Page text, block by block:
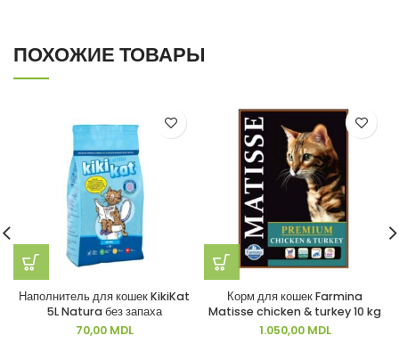
ПОХОЖИЕ ТОВАРЫ
Наполнитель для кошек KikiKat
5L Natura без запаха
70,00 MDL
Корм для кошек Farmina
Matisse chicken & turkey 10 kg
1.050,00 MDL